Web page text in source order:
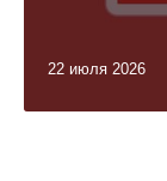
22 июля 2026